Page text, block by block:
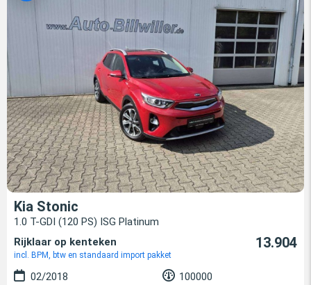
Kia Stonic
1.0 T-GDI (120 PS) ISG Platinum
Rijklaar op kenteken
incl. BPM, btw en standaard import pakket
13.904
02/2018
100000